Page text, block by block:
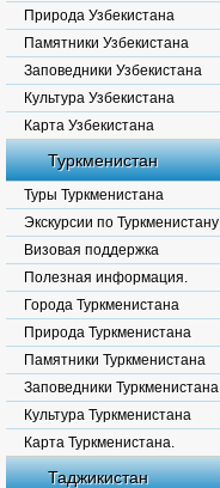
Природа Узбекистана
Памятники Узбекистана
Заповедники Узбекистана
Культура Узбекистана
Карта Узбекистана
Туркменистан
Туры Туркменистана
Экскурсии по Туркменистану
Визовая поддержка
Полезная информация.
Города Туркменистана
Природа Туркменистана
Памятники Туркменистана
Заповедники Туркменистана
Культура Туркменистана
Карта Туркменистана.
Таджикистан